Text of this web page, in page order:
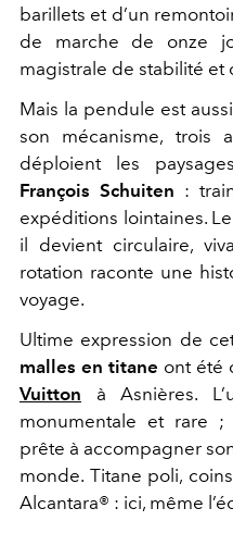
barillets et d’un
de marche de onze
magistrale de stabilité et
Mais la pendule est
son mécanisme, trois
déploient les
François Schuiten :
expéditions lointaines.
il devient circulaire,
rotation raconte une
voyage.
Ultime expression de
malles en titane ont été
Vuitton à Asnières.
monumentale et rare ;
prête à accompagner
monde. Titane poli,
Alcantara® : ici, même